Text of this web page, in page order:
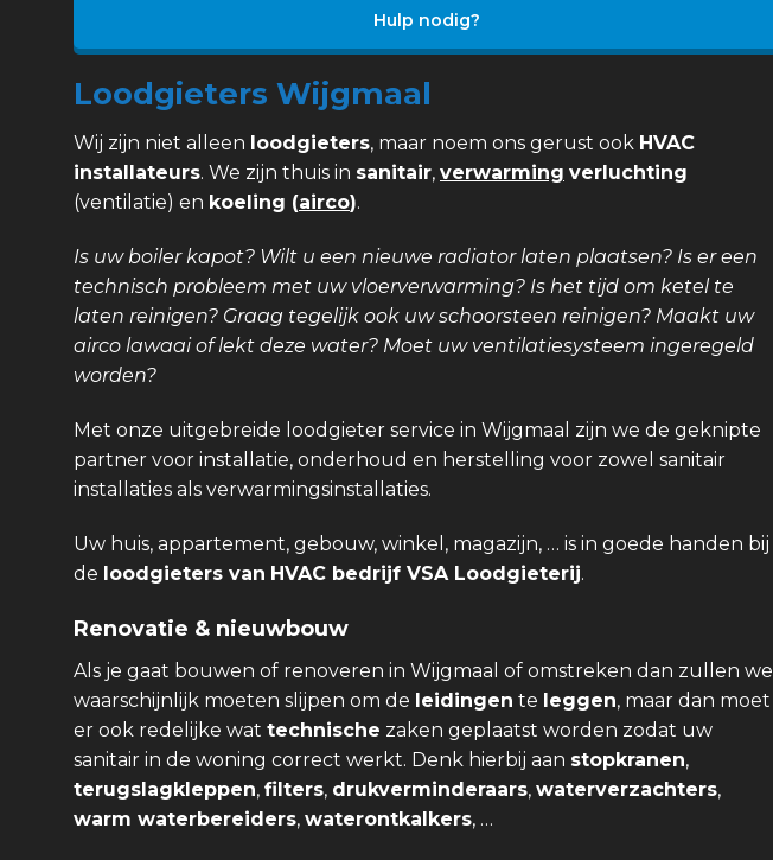
Hulp nodig?
Loodgieters Wijgmaal
Wij zijn niet alleen loodgieters, maar noem ons gerust ook HVAC
installateurs. We zijn thuis in sanitair, verwarming verluchting
(ventilatie) en koeling (airco).
Is uw boiler kapot? Wilt u een nieuwe radiator laten plaatsen? Is er een
technisch probleem met uw vloerverwarming? Is het tijd om ketel te
laten reinigen? Graag tegelijk ook uw schoorsteen reinigen? Maakt uw
airco lawaai of lekt deze water? Moet uw ventilatiesysteem ingeregeld
worden?
Met onze uitgebreide loodgieter service in Wijgmaal zijn we de geknipte
partner voor installatie, onderhoud en herstelling voor zowel sanitair
installaties als verwarmingsinstallaties.
Uw huis, appartement, gebouw, winkel, magazijn, … is in goede handen bij
de loodgieters van HVAC bedrijf VSA Loodgieterij.
Renovatie & nieuwbouw
Als je gaat bouwen of renoveren in Wijgmaal of omstreken dan zullen we
waarschijnlijk moeten slijpen om de leidingen te leggen, maar dan moet
er ook redelijke wat technische zaken geplaatst worden zodat uw
sanitair in de woning correct werkt. Denk hierbij aan stopkranen,
terugslagkleppen, filters, drukverminderaars, waterverzachters,
warm waterbereiders, waterontkalkers, …